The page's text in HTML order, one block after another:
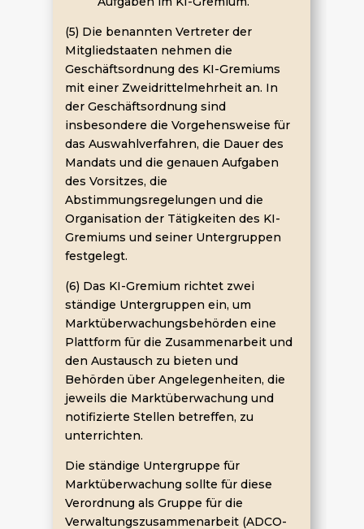
(5) Die benannten Vertreter der
Mitgliedstaaten nehmen die
Geschäftsordnung des KI-Gremiums
mit einer Zweidrittelmehrheit an. In
der Geschäftsordnung sind
insbesondere die Vorgehensweise für
das Auswahlverfahren, die Dauer des
Mandats und die genauen Aufgaben
des Vorsitzes, die
Abstimmungsregelungen und die
Organisation der Tätigkeiten des KI-
Gremiums und seiner Untergruppen
festgelegt.
(6) Das KI-Gremium richtet zwei
ständige Untergruppen ein, um
Marktüberwachungsbehörden eine
Plattform für die Zusammenarbeit und
den Austausch zu bieten und
Behörden über Angelegenheiten, die
jeweils die Marktüberwachung und
notifizierte Stellen betreffen, zu
unterrichten.
Die ständige Untergruppe für
Marktüberwachung sollte für diese
Verordnung als Gruppe für die
Verwaltungszusammenarbeit (ADCO-